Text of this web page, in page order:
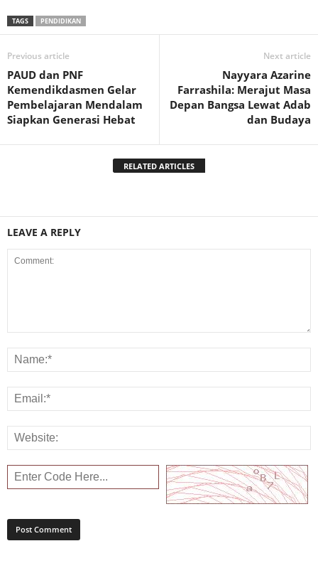
TAGS PENDIDIKAN
Previous article
PAUD dan PNF
Kemendikdasmen Gelar
Pembelajaran Mendalam
Siapkan Generasi Hebat
Next article
Nayyara Azarine
Farrashila: Merajut Masa
Depan Bangsa Lewat Adab
dan Budaya
RELATED ARTICLES
LEAVE A REPLY